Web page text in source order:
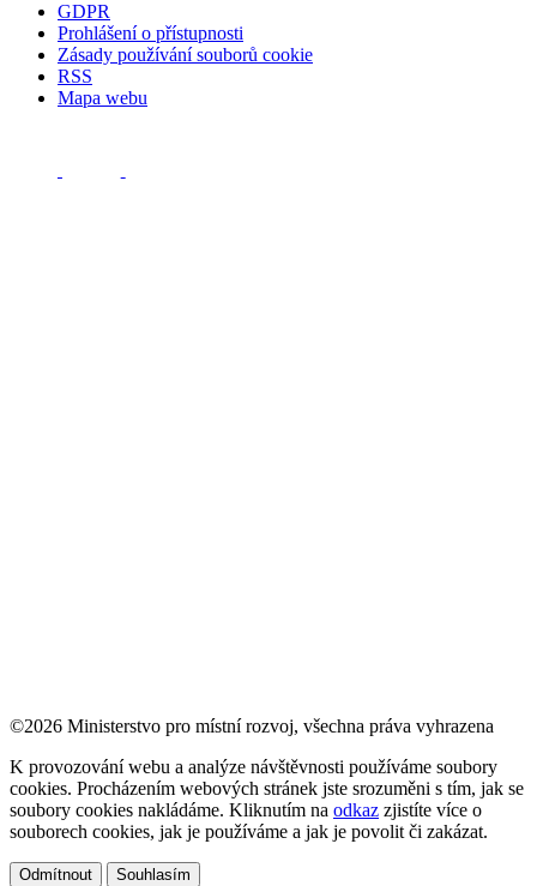
GDPR
Prohlášení o přístupnosti
Zásady používání souborů cookie
RSS
Mapa webu
©2026 Ministerstvo pro místní rozvoj, všechna práva vyhrazena
K provozování webu a analýze návštěvnosti používáme soubory
cookies. Procházením webových stránek jste srozuměni s tím, jak se
soubory cookies nakládáme. Kliknutím na odkaz zjistíte více o
souborech cookies, jak je používáme a jak je povolit či zakázat.
Odmítnout Souhlasím